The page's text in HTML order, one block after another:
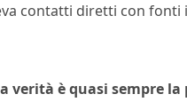
contatti diretti con fonti
verità è quasi sempre la